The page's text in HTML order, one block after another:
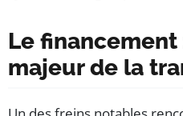
Le
majeur de la